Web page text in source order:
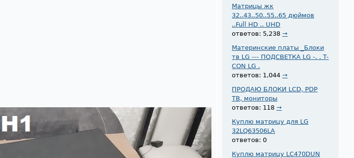
Матрицы жк
32..43..50..55..65 дюймов
..Full HD .. UHD
ответов: 5,238→
Материнские платы _Блоки
тв LG --- ПОДСВЕТКА LG -. . T-
CON LG .
ответов: 1,044→
ПРОДАЮ БЛОКИ LCD, PDP
ТВ, мониторы
ответов: 118→
Куплю матрицу для LG
32LQ63506LA
ответов: 0
Куплю матрицу LC470DUN